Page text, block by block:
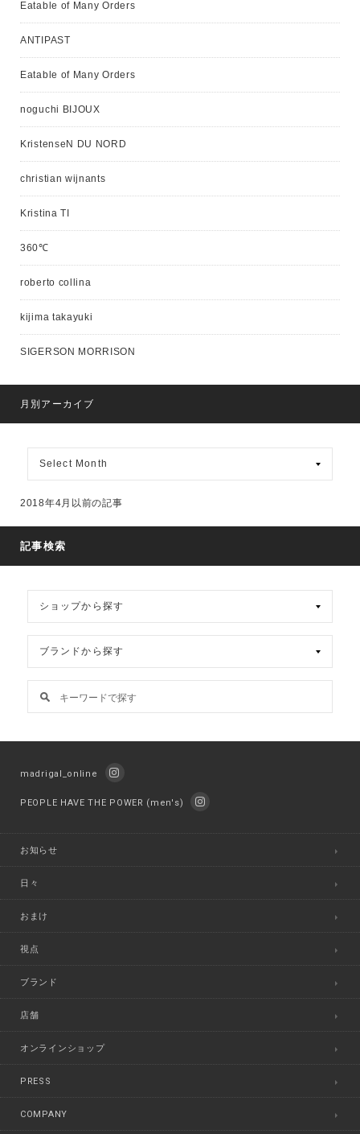
Eatable of Many Orders
ANTIPAST
Eatable of Many Orders
noguchi BIJOUX
KristenseN DU NORD
christian wijnants
Kristina TI
360℃
roberto collina
kijima takayuki
SIGERSON MORRISON
月別アーカイブ
ア
カ
2018年4月以前の記事
記事検索
madrigal_online
PEOPLE HAVE THE POWER (men's)
お知らせ
日々
おまけ
視点
ブランド
店舗
オンラインショップ
PRESS
COMPANY